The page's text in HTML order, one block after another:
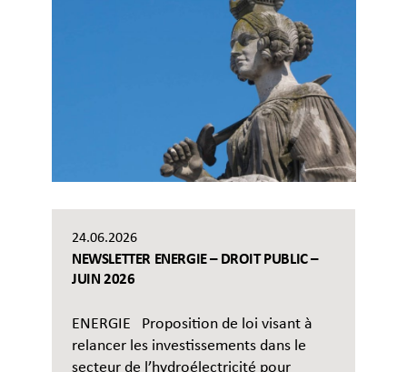
24.06.2026
NEWSLETTER ENERGIE – DROIT PUBLIC –
JUIN 2026
ENERGIE Proposition de loi visant à
relancer les investissements dans le
secteur de l’hydroélectricité pour